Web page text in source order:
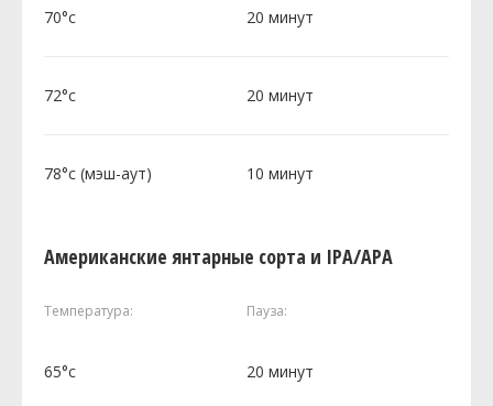
70°c 20 минут
72°c 20 минут
78°c (мэш-аут) 10 минут
Американские янтарные сорта и IPA/APA
Температура: Пауза:
65°c 20 минут